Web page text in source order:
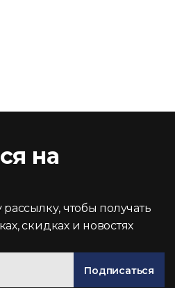
на
чтобы получать
скидках и новостях
Подписаться